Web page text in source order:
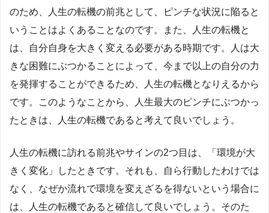
のため、人生の転機の前兆として、ピンチな状況に陥ると
いうことはよくあることなのです。また、人生の転機と
は、自分自身を大きく変える必要がある時期です。人は大
きな困難にぶつかることによって、今まで以上の自分の力
を発揮することができるため、人生の転機となりえるから
です。このようなことから、人生最大のピンチにぶつかっ
たときは、人生の転機であると考えて良いでしょう。
人生の転機に訪れる前兆やサインの2つ目は、「環境が大
きく変化」したときです。それも、自ら行動したわけでは
なく、なぜか流れで環境を変えざるを得ないという場合に
は、人生の転機であると確信して良いでしょう。そのた